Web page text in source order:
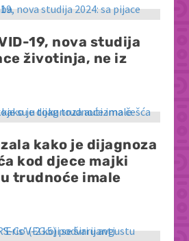
19, nova studija
životinja, ne iz
kako je dijagnoza
kod djece majki
trudnoće imale